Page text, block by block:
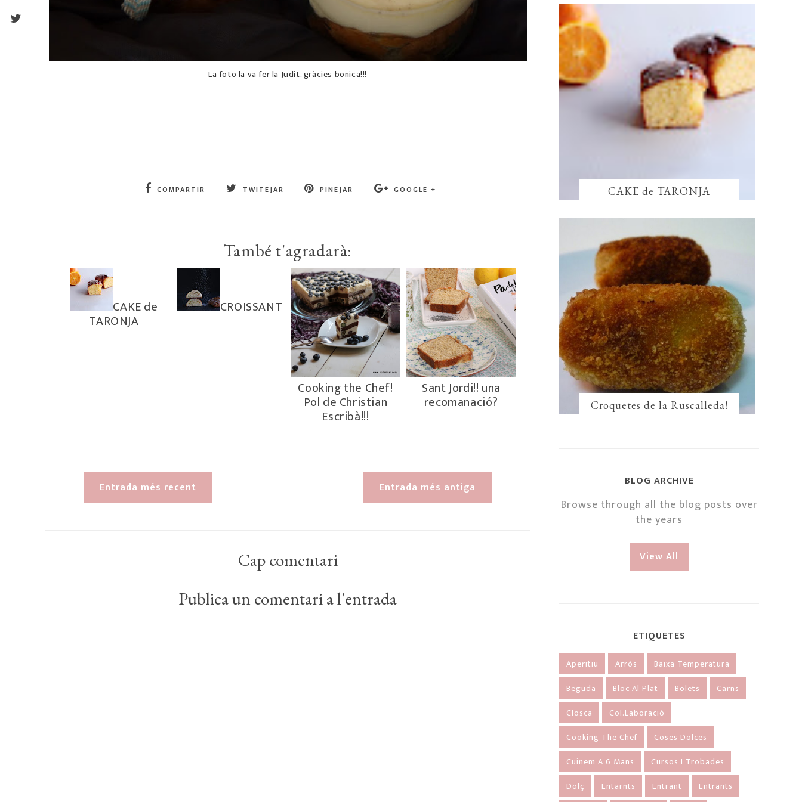
La foto la va fer la Judit, gràcies bonica!!!
COMPARTIR TWITEJAR PINEJAR GOOGLE +
També t'agradarà:
CAKE de
TARONJA
CROISSANT
Cooking the Chef!
Pol de Christian
Escribà!!!
Sant Jordi!! una
recomanació?
Entrada més recent Entrada més antiga
Cap comentari
Publica un comentari a l'entrada
CAKE de TARONJA
Croquetes de la Ruscalleda!
BLOG ARCHIVE
Browse through all the blog posts over
the years
View All
ETIQUETES
Aperitiu Arròs
Baixa Temperatura
Beguda
Bloc Al Plat Bolets
Carns
Closca
Col.laboració
Cooking The Chef
Coses Dolces
Cuinem A 6 Mans
Cursos I Trobades
Dolç
Entarnts Entrant Entrants